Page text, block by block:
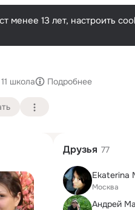
менее 13 лет, настроить
11 школа Подробнее
Друзья 77
Ekaterina
Москва
Андрей